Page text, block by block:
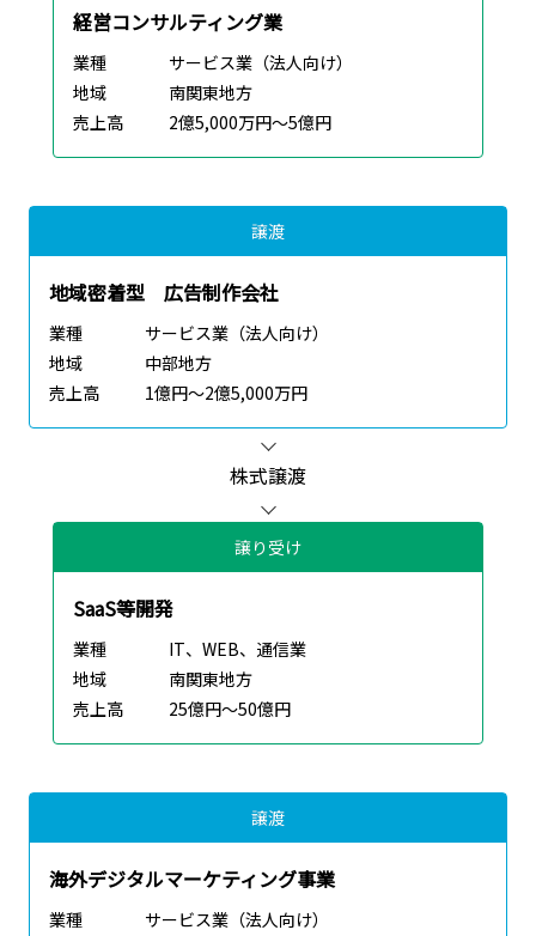
経営コンサルティング業
業種
サービス業（法人向け）
地域
南関東地方
売上高
2億5,000万円～5億円
譲渡
地域密着型 広告制作会社
業種
サービス業（法人向け）
地域
中部地方
売上高
1億円～2億5,000万円
株式譲渡
譲り受け
SaaS等開発
業種
IT、WEB、通信業
地域
南関東地方
売上高
25億円～50億円
譲渡
海外デジタルマーケティング事業
業種
サービス業（法人向け）